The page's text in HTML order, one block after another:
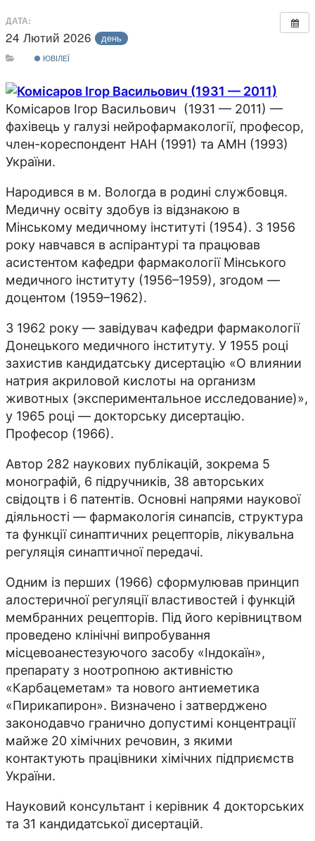
ДАТА:
24 Лютий 2026 день
ЮВІЛЕЇ
Комісаров Ігор Васильович (1931 — 2011) —
фахівець у галузі нейрофармакології, професор,
член-кореспондент НАН (1991) та АМН (1993)
України.
Народився в м. Вологда в родині службовця.
Медичну освіту здобув із відзнакою в
Мінському медичному інституті (1954). З 1956
року навчався в аспірантурі та працював
асистентом кафедри фармакології Мінського
медичного інституту (1956–1959), згодом —
доцентом (1959–1962).
З 1962 року — завідувач кафедри фармакології
Донецького медичного інституту. У 1955 році
захистив кандидатську дисертацію «О влиянии
натрия акриловой кислоты на организм
животных (экспериментальное исследование)»,
у 1965 році — докторську дисертацію.
Професор (1966).
Автор 282 наукових публікацій, зокрема 5
монографій, 6 підручників, 38 авторських
свідоцтв і 6 патентів. Основні напрями наукової
діяльності — фармакологія синапсів, структура
та функції синаптичних рецепторів, лікувальна
регуляція синаптичної передачі.
Одним із перших (1966) сформулював принцип
алостеричної регуляції властивостей і функцій
мембранних рецепторів. Під його керівництвом
проведено клінічні випробування
місцевоанестезуючого засобу «Індокаїн»,
препарату з ноотропною активністю
«Карбацеметам» та нового антиеметика
«Пирикапирон». Визначено і затверджено
законодавчо гранично допустимі концентрації
майже 20 хімічних речовин, з якими
контактують працівники хімічних підприємств
України.
Науковий консультант і керівник 4 докторських
та 31 кандидатської дисертацій.